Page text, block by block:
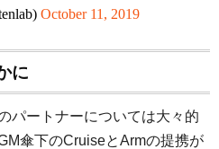
October 11, 2019
に
パートナーについては大々的
傘下のCruiseとArmの提携が